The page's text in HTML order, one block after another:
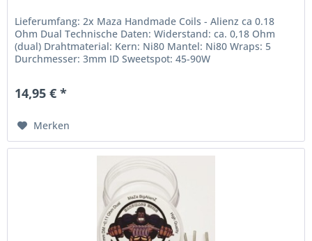
Lieferumfang: 2x Maza Handmade Coils - Alienz ca 0.18
Ohm Dual Technische Daten: Widerstand: ca. 0,18 Ohm
(dual) Drahtmaterial: Kern: Ni80 Mantel: Ni80 Wraps: 5
Durchmesser: 3mm ID Sweetspot: 45-90W
14,95 € *
Merken